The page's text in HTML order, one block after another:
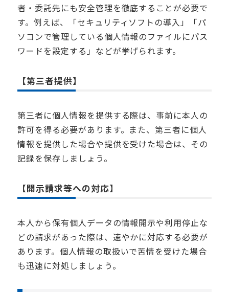
者・委託先にも安全管理を徹底することが必要で
す。例えば、「セキュリティソフトの導入」「パ
ソコンで管理している個人情報のファイルにパス
ワードを設定する」などが挙げられます。
【第三者提供】
第三者に個人情報を提供する際は、事前に本人の
許可を得る必要があります。また、第三者に個人
情報を提供した場合や提供を受けた場合は、その
記録を保存しましょう。
【開示請求等への対応】
本人から保有個人データの情報開示や利用停止な
どの請求があった際は、速やかに対応する必要が
あります。個人情報の取扱いで苦情を受けた場合
も迅速に対処しましょう。